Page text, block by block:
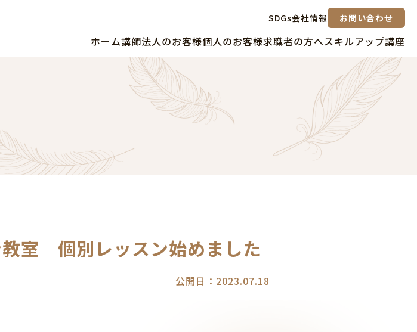
SDGs会社情報 お問い合わせ
ホーム講師法人のお客様個人のお客様求職者の方へスキルアップ講座
室 個別レッスン始めました
公開日：2023.07.18